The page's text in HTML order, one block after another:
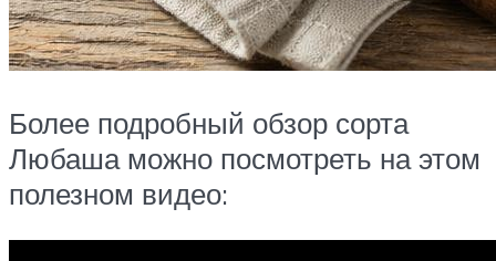
Более подробный обзор сорта
Любаша можно посмотреть на этом
полезном видео: